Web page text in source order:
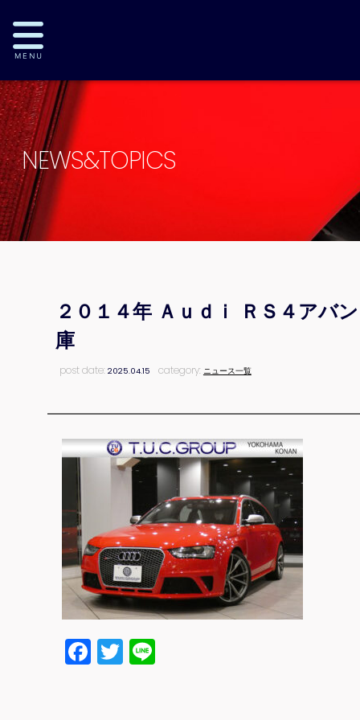
NEWS&TOPICS
２０１４年 Ａｕｄｉ ＲＳ４ア
庫
post date:2025.04.15 category: ニュース一覧
Facebook
Twitter